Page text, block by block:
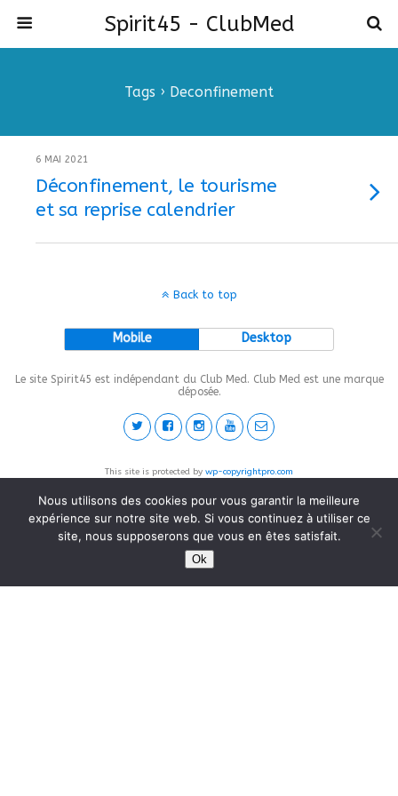
Spirit45 - ClubMed
Tags › Deconfinement
6 MAI 2021
Déconfinement, le tourisme
et sa reprise calendrier
Back to top
Mobile Desktop
Le site Spirit45 est indépendant du Club Med. Club Med est une marque
déposée.
This site is protected by wp-copyrightpro.com
Nous utilisons des cookies pour vous garantir la meilleure
expérience sur notre site web. Si vous continuez à utiliser ce
site, nous supposerons que vous en êtes satisfait.
Ok